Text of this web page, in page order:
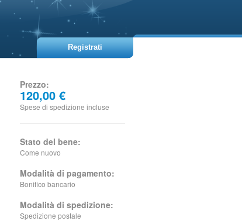
Registrati
Prezzo:
120,00 €
Spese di spedizione incluse
Stato del bene:
Come nuovo
Modalità di pagamento:
Bonifico bancario
Modalità di spedizione:
Spedizione postale